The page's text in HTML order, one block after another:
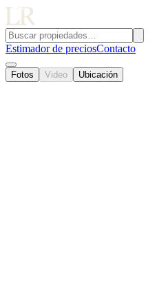
Estimador de preciosContacto
Fotos Video Ubicación